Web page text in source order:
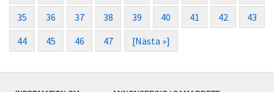
35
36 37 38 39 40 41 42
43
44
45 46 47 [Nästa »]